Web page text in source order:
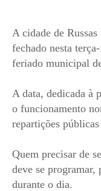
A cidade de
fechado nesta
feriado municipal
A data, dedicada à
o funcionamento
repartições
Quem precisar de
deve se programar,
durante o dia.